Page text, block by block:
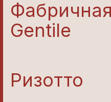
Gentile
Ризотто